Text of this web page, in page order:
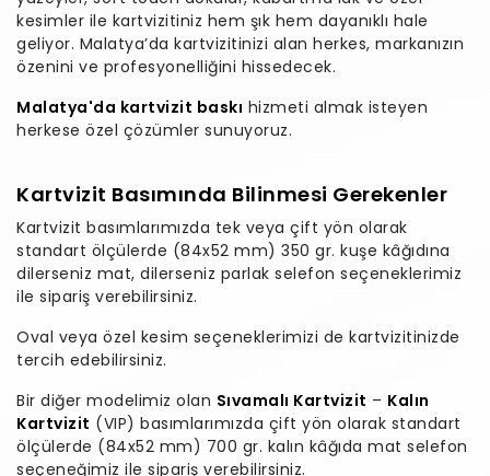
kesimler ile kartvizitiniz hem şık hem dayanıklı hale
geliyor. Malatya’da kartvizitinizi alan herkes, markanızın
özenini ve profesyonelliğini hissedecek.
Malatya'da kartvizit baskı hizmeti almak isteyen
herkese özel çözümler sunuyoruz.
Kartvizit Basımında Bilinmesi Gerekenler
Kartvizit basımlarımızda tek veya çift yön olarak
standart ölçülerde (84x52 mm) 350 gr. kuşe kâğıdına
dilerseniz mat, dilerseniz parlak selefon seçeneklerimiz
ile sipariş verebilirsiniz.
Oval veya özel kesim seçeneklerimizi de kartvizitinizde
tercih edebilirsiniz.
Bir diğer modelimiz olan Sıvamalı Kartvizit – Kalın
Kartvizit (VIP) basımlarımızda çift yön olarak standart
ölçülerde (84x52 mm) 700 gr. kalın kâğıda mat selefon
seçeneğimiz ile sipariş verebilirsiniz.